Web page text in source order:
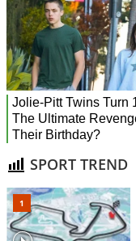
SPORT TREND